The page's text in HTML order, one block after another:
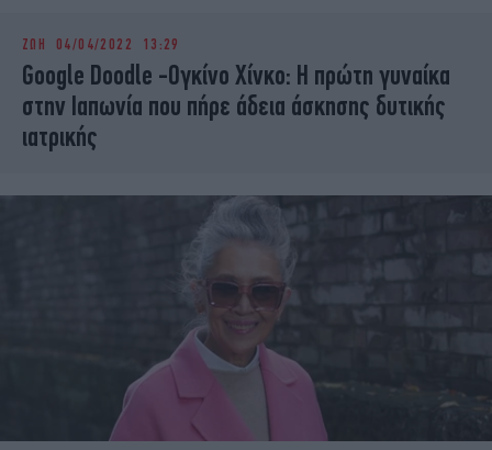
ΖΩΗ 04/04/2022 13:29
Google Doodle -Oγκίνο Χίνκο: Η πρώτη γυναίκα
στην Ιαπωνία που πήρε άδεια άσκησης δυτικής
ιατρικής